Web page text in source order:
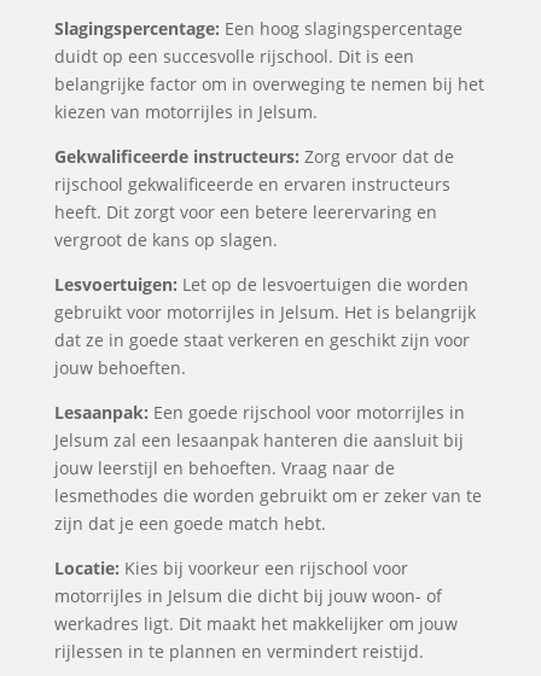
Slagingspercentage: Een hoog slagingspercentage
duidt op een succesvolle rijschool. Dit is een
belangrijke factor om in overweging te nemen bij het
kiezen van motorrijles in Jelsum.
Gekwalificeerde instructeurs: Zorg ervoor dat de
rijschool gekwalificeerde en ervaren instructeurs
heeft. Dit zorgt voor een betere leerervaring en
vergroot de kans op slagen.
Lesvoertuigen: Let op de lesvoertuigen die worden
gebruikt voor motorrijles in Jelsum. Het is belangrijk
dat ze in goede staat verkeren en geschikt zijn voor
jouw behoeften.
Lesaanpak: Een goede rijschool voor motorrijles in
Jelsum zal een lesaanpak hanteren die aansluit bij
jouw leerstijl en behoeften. Vraag naar de
lesmethodes die worden gebruikt om er zeker van te
zijn dat je een goede match hebt.
Locatie: Kies bij voorkeur een rijschool voor
motorrijles in Jelsum die dicht bij jouw woon- of
werkadres ligt. Dit maakt het makkelijker om jouw
rijlessen in te plannen en vermindert reistijd.